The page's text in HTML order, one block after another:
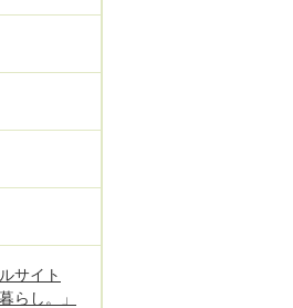
サイト
らし。」